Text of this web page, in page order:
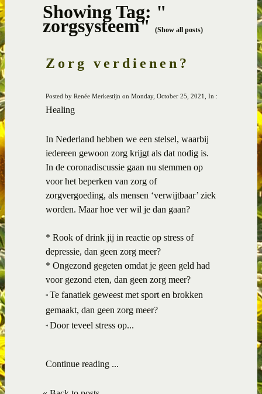
Showing Tag: "
zorgsysteem" (Show all posts)
Zorg verdienen?
Posted by Renée Merkestijn on Monday, October 25, 2021, In :
Healing
In Nederland hebben we een stelsel, waarbij
iedereen gewoon zorg krijgt als dat nodig is.
In de coronadiscussie gaan nu stemmen op
voor het beperken van zorg of
zorgvergoeding, als mensen ‘verwijtbaar’ ziek
worden. Maar hoe ver wil je dan gaan?
* Rook of drink jij in reactie op stress of
depressie, dan geen zorg meer?
* Ongezond gegeten omdat je geen geld had
voor gezond eten, dan geen zorg meer?
* Te fanatiek geweest met sport en brokken
gemaakt, dan geen zorg meer?
* Door teveel stress op...
Continue reading ...